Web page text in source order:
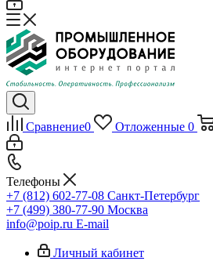
Сравнение0 Отложенные 0
Телефоны
+7 (812) 602-77-08 Санкт-Петербург
+7 (499) 380-77-90 Москва
info@poip.ru E-mail
Личный кабинет